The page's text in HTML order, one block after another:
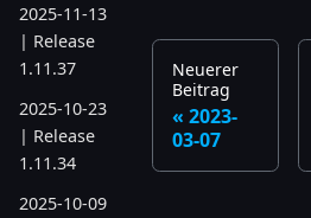
2025-11-13
| Release
1.11.37
2025-10-23
| Release
1.11.34
2025-10-09
Neuerer
Beitrag
2023-
03-07